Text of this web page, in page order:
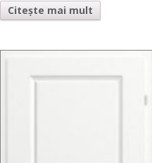
Citește mai mult